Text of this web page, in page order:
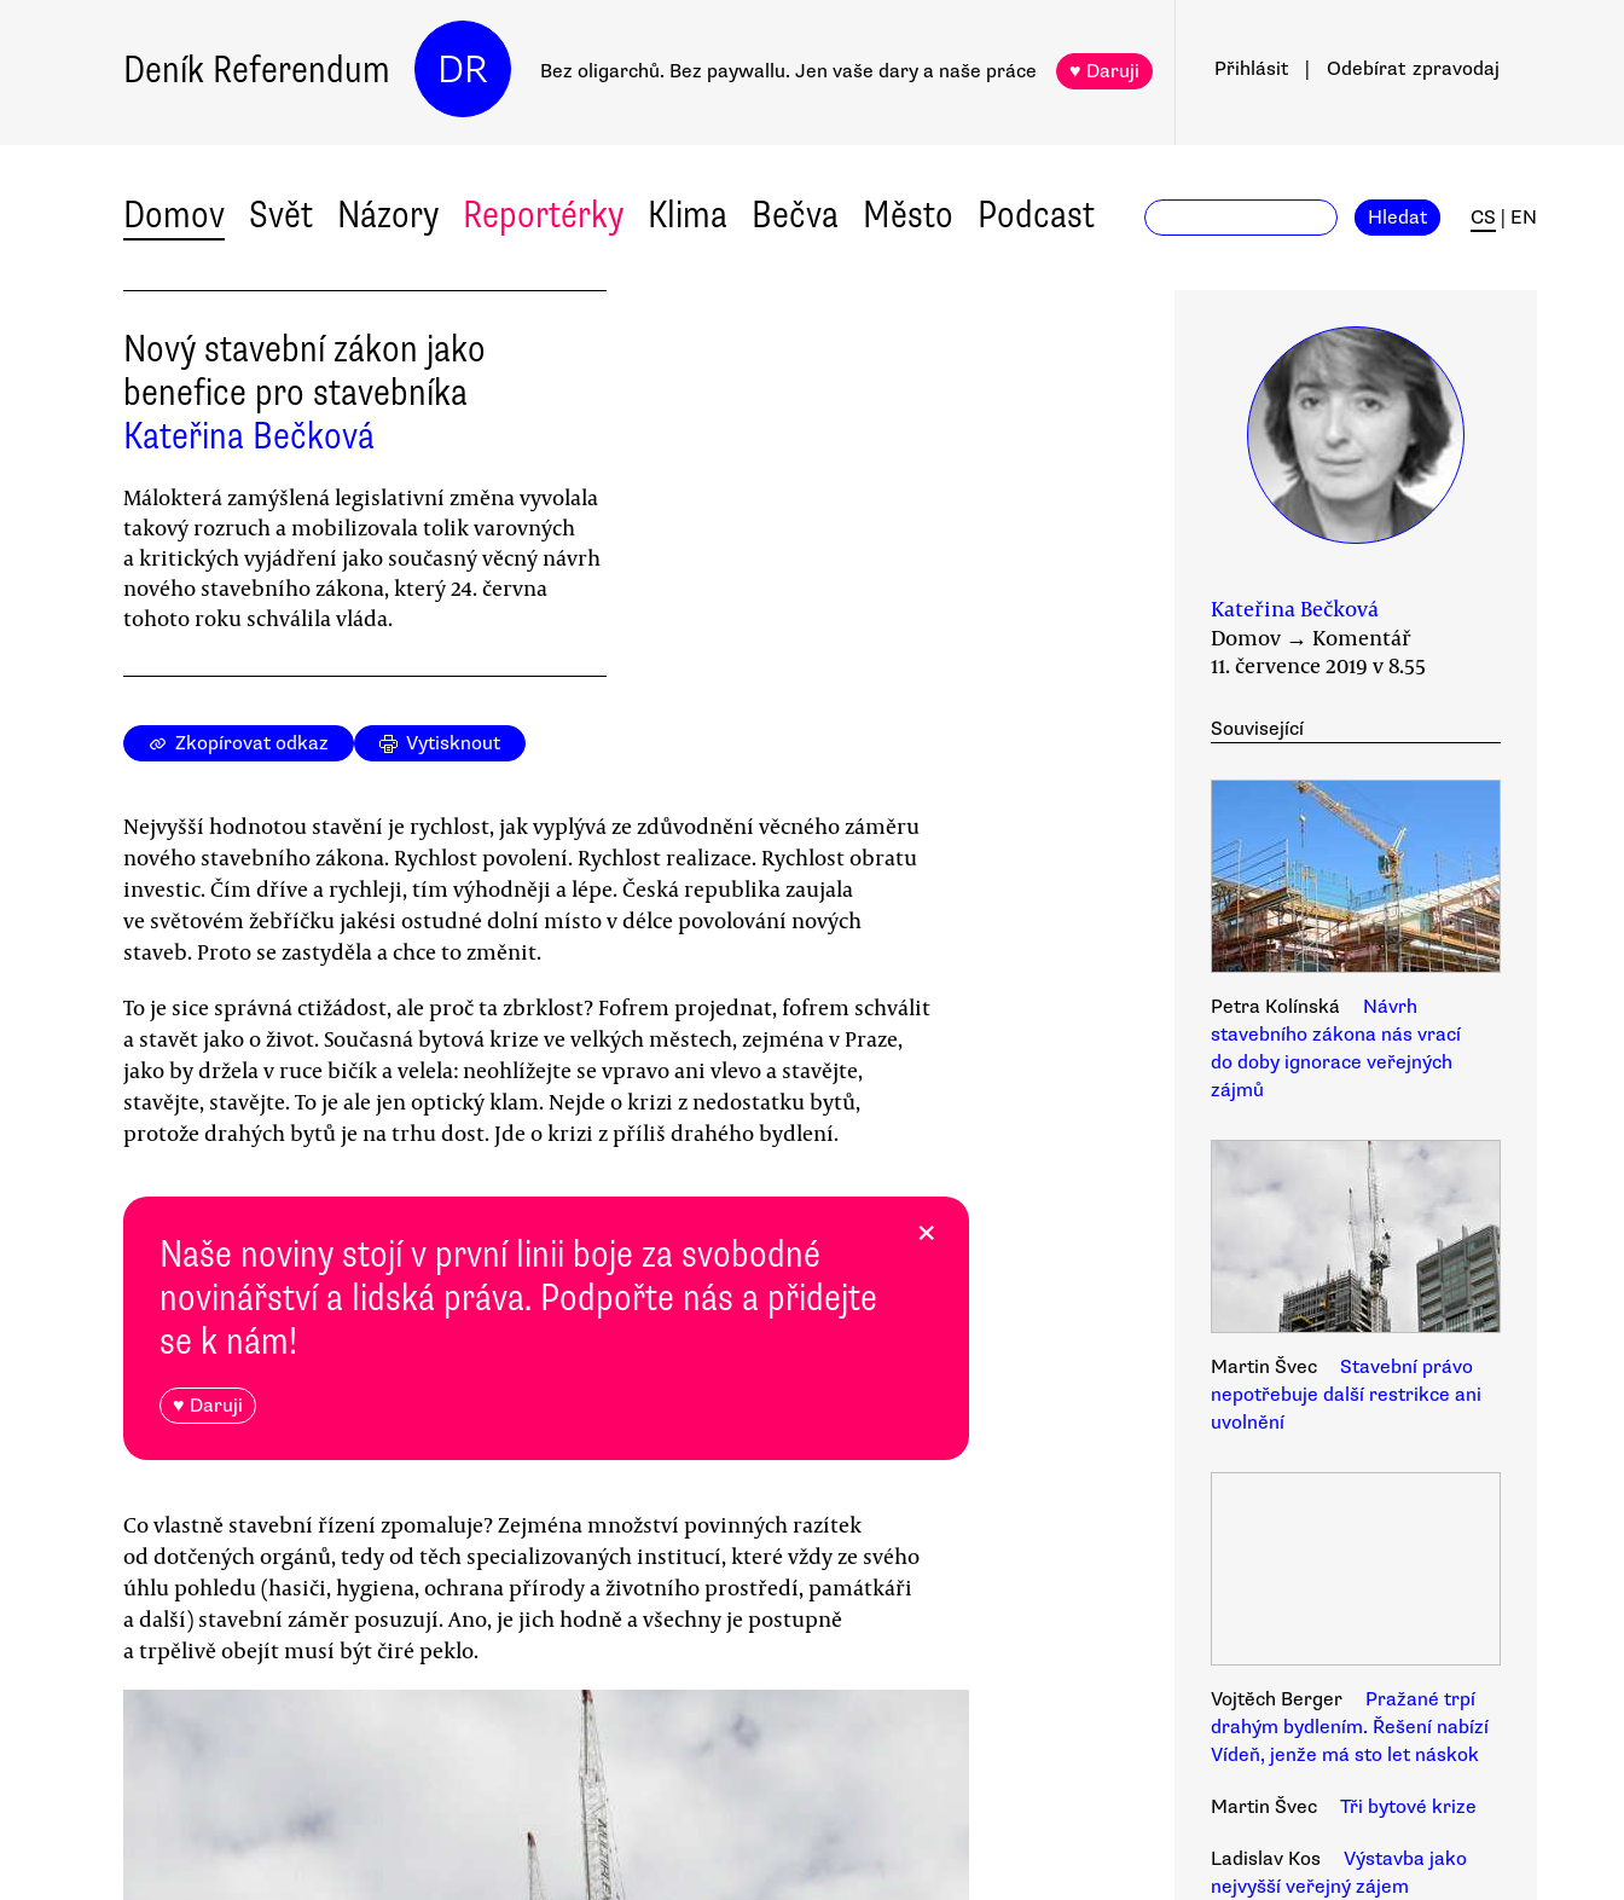
Deník Referendum DR Bez oligarchů. Bez paywallu. Jen vaše dary a naše práce ♥ Daruji Přihlásit Odebírat zpravodaj
Domov Svět Názory Reportérky Klima Bečva Město Podcast Hledat CS EN
Nový stavební zákon jako
benefice pro stavebníka
Kateřina Bečková
Málokterá zamýšlená legislativní změna vyvolala
takový rozruch a mobilizovala tolik varovných
a kritických vyjádření jako současný věcný návrh
nového stavebního zákona, který 24. června
tohoto roku schválila vláda.
Zkopírovat odkaz Vytisknout
Nejvyšší hodnotou stavění je rychlost, jak vyplývá ze zdůvodnění věcného záměru
nového stavebního zákona. Rychlost povolení. Rychlost realizace. Rychlost obratu
investic. Čím dříve a rychleji, tím výhodněji a lépe. Česká republika zaujala
ve světovém žebříčku jakési ostudné dolní místo v délce povolování nových
staveb. Proto se zastyděla a chce to změnit.
To je sice správná ctižádost, ale proč ta zbrklost? Fofrem projednat, fofrem schválit
a stavět jako o život. Současná bytová krize ve velkých městech, zejména v Praze,
jako by držela v ruce bičík a velela: neohlížejte se vpravo ani vlevo a stavějte,
stavějte, stavějte. To je ale jen optický klam. Nejde o krizi z nedostatku bytů,
protože drahých bytů je na trhu dost. Jde o krizi z příliš drahého bydlení.
Naše noviny stojí v první linii boje za svobodné
novinářství a lidská práva. Podpořte nás a přidejte
se k nám!
♥ Daruji
×
Co vlastně stavební řízení zpomaluje? Zejména množství povinných razítek
od dotčených orgánů, tedy od těch specializovaných institucí, které vždy ze svého
úhlu pohledu (hasiči, hygiena, ochrana přírody a životního prostředí, památkáři
a další) stavební záměr posuzují. Ano, je jich hodně a všechny je postupně
a trpělivě obejít musí být čiré peklo.
Kateřina Bečková
Domov → Komentář
11. července 2019 v 8.55
Související
Petra Kolínská
Návrh
stavebního zákona nás vrací
do doby ignorace veřejných
zájmů
Martin Švec
Stavební právo
nepotřebuje další restrikce ani
uvolnění
Vojtěch Berger
Pražané trpí
drahým bydlením. Řešení nabízí
Vídeň, jenže má sto let náskok
Martin Švec Tři bytové krize
Ladislav Kos
Výstavba jako
nejvyšší veřejný zájem